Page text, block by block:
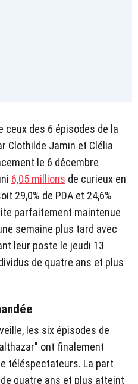
ceux des 6 épisodes de la
Clothilde Jamin et Clélia
le 6 décembre
6,05 millions de curieux en
29,0% de PDA et 24,6%
parfaitement maintenue
semaine plus tard avec
leur poste le jeudi 13
de quatre ans et plus
les six épisodes de
ont finalement
téléspectateurs. La part
quatre ans et plus atteint